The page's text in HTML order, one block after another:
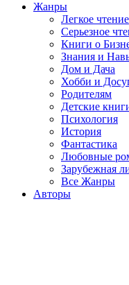
Жанры
Легкое чтение
Серьезное
Книги о
Знания и
Дом и Дача
Хобби и
Родителям
Детские
Психология
История
Фантастика
Любовные
Зарубежная
Все Жанры
Авторы